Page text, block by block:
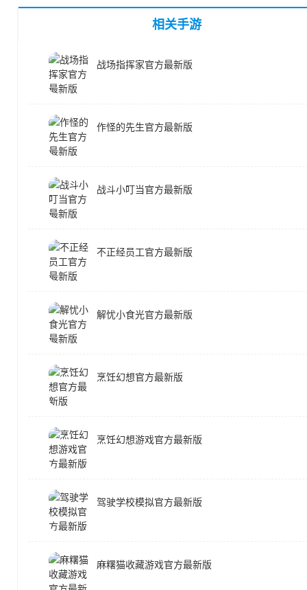
相关手游
战场指挥家官方最新版
作怪的先生官方最新版
战斗小叮当官方最新版
不正经员工官方最新版
解忧小食光官方最新版
烹饪幻想官方最新版
烹饪幻想游戏官方最新版
驾驶学校模拟官方最新版
麻糬猫收藏游戏官方最新版